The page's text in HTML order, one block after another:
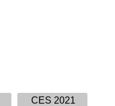
CES 2021